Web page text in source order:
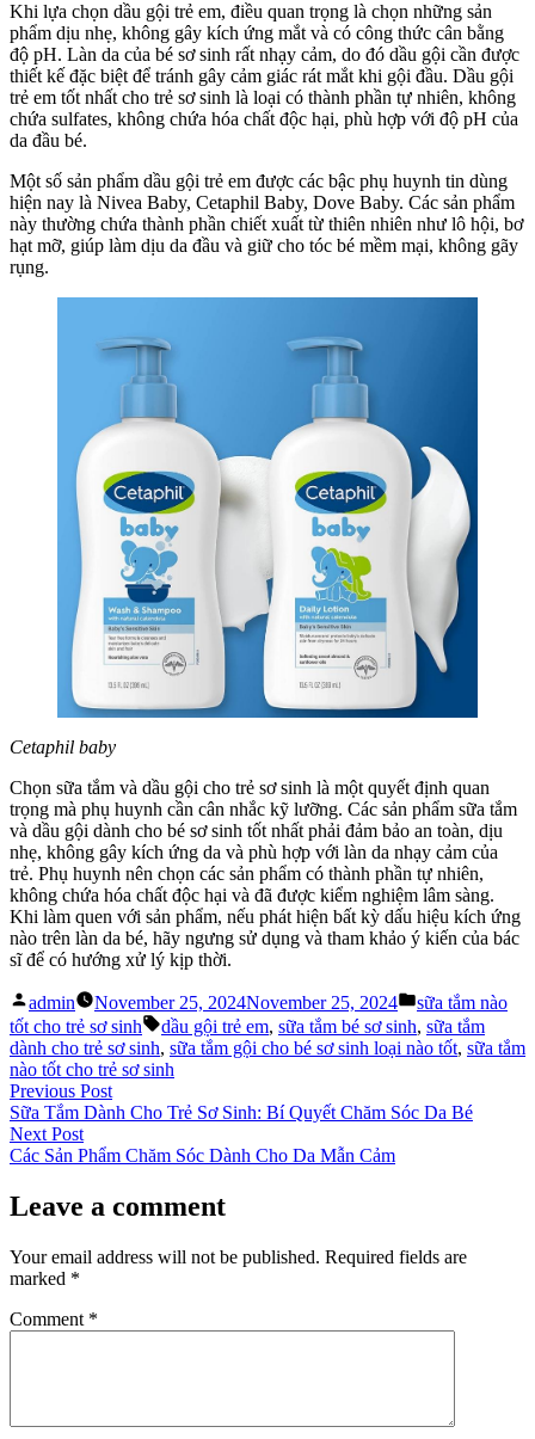
Khi lựa chọn dầu gội trẻ em, điều quan trọng là chọn những sản
phẩm dịu nhẹ, không gây kích ứng mắt và có công thức cân bằng
độ pH. Làn da của bé sơ sinh rất nhạy cảm, do đó dầu gội cần được
thiết kế đặc biệt để tránh gây cảm giác rát mắt khi gội đầu. Dầu gội
trẻ em tốt nhất cho trẻ sơ sinh là loại có thành phần tự nhiên, không
chứa sulfates, không chứa hóa chất độc hại, phù hợp với độ pH của
da đầu bé.
Một số sản phẩm dầu gội trẻ em được các bậc phụ huynh tin dùng
hiện nay là Nivea Baby, Cetaphil Baby, Dove Baby. Các sản phẩm
này thường chứa thành phần chiết xuất từ thiên nhiên như lô hội, bơ
hạt mỡ, giúp làm dịu da đầu và giữ cho tóc bé mềm mại, không gãy
rụng.
Cetaphil baby
Chọn sữa tắm và dầu gội cho trẻ sơ sinh là một quyết định quan
trọng mà phụ huynh cần cân nhắc kỹ lưỡng. Các sản phẩm sữa tắm
và dầu gội dành cho bé sơ sinh tốt nhất phải đảm bảo an toàn, dịu
nhẹ, không gây kích ứng da và phù hợp với làn da nhạy cảm của
trẻ. Phụ huynh nên chọn các sản phẩm có thành phần tự nhiên,
không chứa hóa chất độc hại và đã được kiểm nghiệm lâm sàng.
Khi làm quen với sản phẩm, nếu phát hiện bất kỳ dấu hiệu kích ứng
nào trên làn da bé, hãy ngưng sử dụng và tham khảo ý kiến của bác
sĩ để có hướng xử lý kịp thời.
Posted
by
admin November 25, 2024November 25, 2024
Posted
in
sữa tắm nào
tốt cho trẻ sơ sinh
Tags:
dầu gội trẻ em, sữa tắm bé sơ sinh, sữa tắm
dành cho trẻ sơ sinh, sữa tắm gội cho bé sơ sinh loại nào tốt, sữa tắm
nào tốt cho trẻ sơ sinh
Post
navigation
Previous PostPrevious
post:
Sữa Tắm Dành Cho Trẻ Sơ Sinh: Bí Quyết Chăm Sóc Da Bé
Next PostNext
post:
Các Sản Phẩm Chăm Sóc Dành Cho Da Mẫn Cảm
Leave a comment
Your email address will not be published. Required fields are
marked *
Comment *